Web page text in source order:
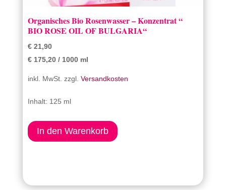
Organisches Bio Rosenwasser – Konzentrat “
BIO ROSE OIL OF BULGARIA“
€21,90
€175,20/ 1000 ml
inkl. MwSt. zzgl. Versandkosten
Inhalt: 125 ml
In den Warenkorb